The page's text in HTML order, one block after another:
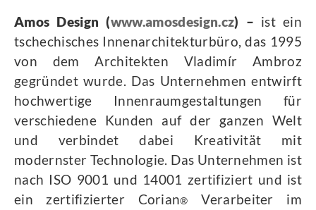
Amos Design (www.amosdesign.cz) – ist ein
tschechisches Innenarchitekturbüro, das 1995
von dem Architekten Vladimír Ambroz
gegründet wurde. Das Unternehmen entwirft
hochwertige Innenraumgestaltungen für
verschiedene Kunden auf der ganzen Welt
und verbindet dabei Kreativität mit
modernster Technologie. Das Unternehmen ist
nach ISO 9001 und 14001 zertifiziert und ist
ein zertifizierter Corian®
Verarbeiter im